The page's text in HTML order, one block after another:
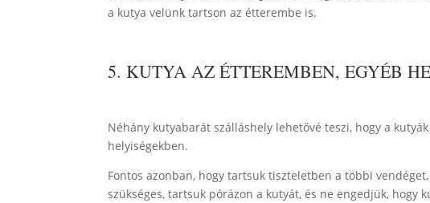
a kutya velünk tartson az étterembe is.
5. KUTYA AZ ÉTTEREMBEN, EGYÉB
Néhány kutyabarát szálláshely lehetővé teszi, hogy a
helyiségekben.
Fontos azonban, hogy tartsuk tiszteletben a többi
szükséges, tartsuk pórázon a kutyát, és ne engedjük, hogy